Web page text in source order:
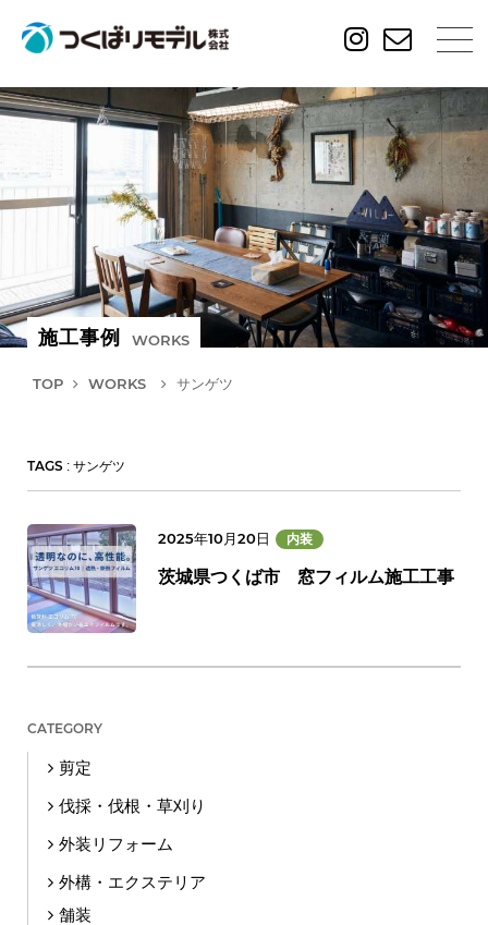
施工事例 WORKS
TOP WORKS サンゲツ
TAGS : サンゲツ
2025年10月20日 内装
茨城県つくば市 窓フィルム施工工事
CATEGORY
剪定
伐採・伐根・草刈り
外装リフォーム
外構・エクステリア
舗装